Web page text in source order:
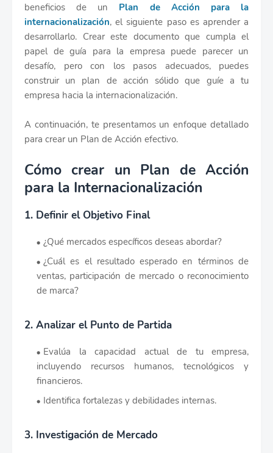
beneficios de un Plan de Acción para la
internacionalización, el siguiente paso es aprender a
desarrollarlo. Crear este documento que cumpla el
papel de guía para la empresa puede parecer un
desafío, pero con los pasos adecuados, puedes
construir un plan de acción sólido que guíe a tu
empresa hacia la internacionalización.
A continuación, te presentamos un enfoque detallado
para crear un Plan de Acción efectivo.
Cómo crear un Plan de Acción
para la Internacionalización
1. Definir el Objetivo Final
¿Qué mercados específicos deseas abordar?
¿Cuál es el resultado esperado en términos de
ventas, participación de mercado o reconocimiento
de marca?
2. Analizar el Punto de Partida
Evalúa la capacidad actual de tu empresa,
incluyendo recursos humanos, tecnológicos y
financieros.
Identifica fortalezas y debilidades internas.
3. Investigación de Mercado